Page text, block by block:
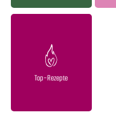
Top-Rezepte